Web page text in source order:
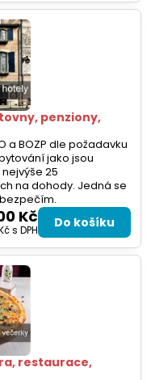
penziony,
a BOZP dle požadavku
jako jsou
25
na dohody. Jedná se
Kč
s DPH Do košíku
restaurace,